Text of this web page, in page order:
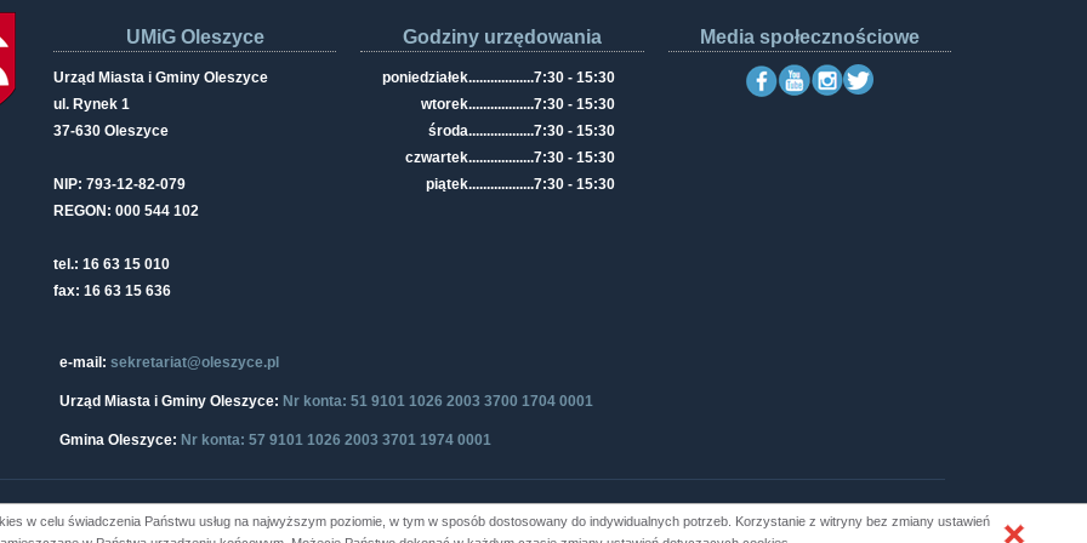
UMiG Oleszyce
Urząd Miasta i Gminy Oleszyce
ul. Rynek 1
37-630 Oleszyce
NIP: 793-12-82-079
REGON: 000 544 102
tel.: 16 63 15 010
fax: 16 63 15 636
Godziny urzędowania
poniedziałek..................7:30 - 15:30
wtorek..................7:30 - 15:30
środa..................7:30 - 15:30
czwartek..................7:30 - 15:30
piątek..................7:30 - 15:30
Media społecznościowe
e-mail: sekretariat@oleszyce.pl
Urząd Miasta i Gminy Oleszyce: Nr konta: 51 9101 1026 2003 3700 1704 0001
Gmina Oleszyce: Nr konta: 57 9101 1026 2003 3701 1974 0001
Oleszyce Produkcja i hosting: ZETO-RZESZÓW
w celu świadczenia Państwu usług na najwyższym poziomie, w tym w sposób dostosowany do indywidualnych potrzeb. Korzystanie z witryny bez zmiany ustawień